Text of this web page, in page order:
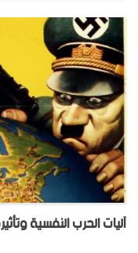
آليات الحرب النفسية